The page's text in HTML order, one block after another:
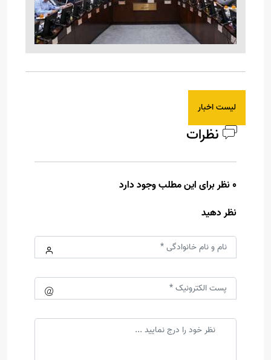
لیست اخبار
نظرات
0 نظر برای این مطلب وجود دارد
نظر دهید